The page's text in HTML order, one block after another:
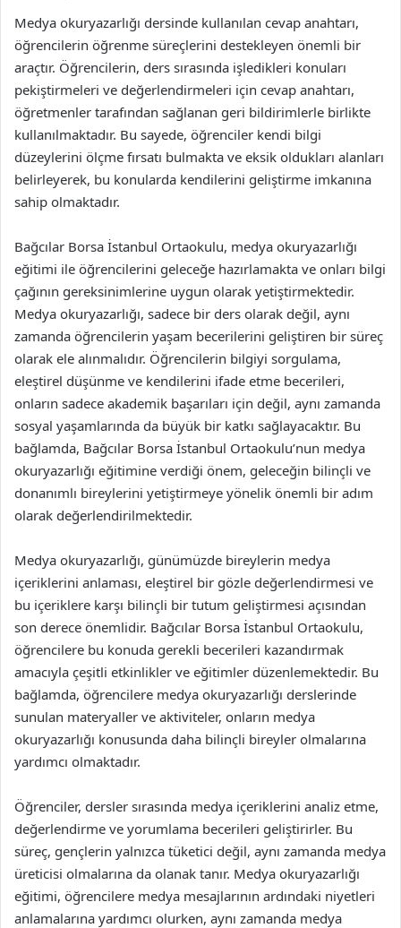
Medya okuryazarlığı dersinde kullanılan cevap anahtarı,
öğrencilerin öğrenme süreçlerini destekleyen önemli bir
araçtır. Öğrencilerin, ders sırasında işledikleri konuları
pekiştirmeleri ve değerlendirmeleri için cevap anahtarı,
öğretmenler tarafından sağlanan geri bildirimlerle birlikte
kullanılmaktadır. Bu sayede, öğrenciler kendi bilgi
düzeylerini ölçme fırsatı bulmakta ve eksik oldukları alanları
belirleyerek, bu konularda kendilerini geliştirme imkanına
sahip olmaktadır.
Bağcılar Borsa İstanbul Ortaokulu, medya okuryazarlığı
eğitimi ile öğrencilerini geleceğe hazırlamakta ve onları bilgi
çağının gereksinimlerine uygun olarak yetiştirmektedir.
Medya okuryazarlığı, sadece bir ders olarak değil, aynı
zamanda öğrencilerin yaşam becerilerini geliştiren bir süreç
olarak ele alınmalıdır. Öğrencilerin bilgiyi sorgulama,
eleştirel düşünme ve kendilerini ifade etme becerileri,
onların sadece akademik başarıları için değil, aynı zamanda
sosyal yaşamlarında da büyük bir katkı sağlayacaktır. Bu
bağlamda, Bağcılar Borsa İstanbul Ortaokulu’nun medya
okuryazarlığı eğitimine verdiği önem, geleceğin bilinçli ve
donanımlı bireylerini yetiştirmeye yönelik önemli bir adım
olarak değerlendirilmektedir.
Medya okuryazarlığı, günümüzde bireylerin medya
içeriklerini anlaması, eleştirel bir gözle değerlendirmesi ve
bu içeriklere karşı bilinçli bir tutum geliştirmesi açısından
son derece önemlidir. Bağcılar Borsa İstanbul Ortaokulu,
öğrencilere bu konuda gerekli becerileri kazandırmak
amacıyla çeşitli etkinlikler ve eğitimler düzenlemektedir. Bu
bağlamda, öğrencilere medya okuryazarlığı derslerinde
sunulan materyaller ve aktiviteler, onların medya
okuryazarlığı konusunda daha bilinçli bireyler olmalarına
yardımcı olmaktadır.
Öğrenciler, dersler sırasında medya içeriklerini analiz etme,
değerlendirme ve yorumlama becerileri geliştirirler. Bu
süreç, gençlerin yalnızca tüketici değil, aynı zamanda medya
üreticisi olmalarına da olanak tanır. Medya okuryazarlığı
eğitimi, öğrencilere medya mesajlarının ardındaki niyetleri
anlamalarına yardımcı olurken, aynı zamanda medya